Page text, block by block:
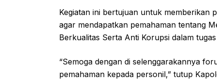
Kegiatan ini bertujuan untuk memberikan
agar mendapatkan pemahaman tentang
Berkualitas Serta Anti Korupsi dalam
“Semoga dengan di selenggarakannya
pemahaman kepada personil,” tutup